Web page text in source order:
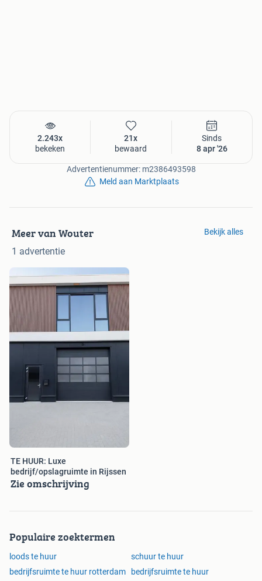
2.243x
bekeken
21x
bewaard
Sinds
8 apr '26
Advertentienummer: m2386493598
Meld aan Marktplaats
Meer van Wouter
1 advertentie
Bekijk alles
TE HUUR: Luxe
bedrijf/opslagruimte in Rijssen
Zie omschrijving
Populaire zoektermen
loods te huur
schuur te huur
bedrijfsruimte te huur rotterdam
bedrijfsruimte te huur